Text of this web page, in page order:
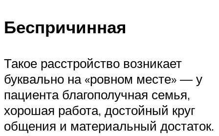
Беспричинная
Такое расстройство возникает
буквально на «ровном месте» — у
пациента благополучная семья,
хорошая работа, достойный круг
общения и материальный достаток.